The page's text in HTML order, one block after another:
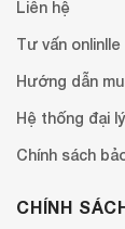
Liên hệ
Tư vấn onlinlle
Hướng dẫn
Hệ thống đại
Chính sách
CHÍNH